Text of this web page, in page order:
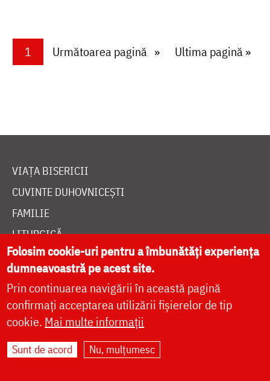
PaginareCurrent page
1 Next page
Următoarea pagină Last page
Ultima pagină »
VIAȚA BISERICII
CUVINTE DUHOVNICEȘTI
FAMILIE
LITURGICĂ
BIBLIOTECĂ
ÎNTREABĂ PREOTUL
MEDIA
ȘTIRI
HRAMUL SFINTEI CUVIOASE PARASCHEVA
Folosim cookie-uri pentru a îmbunătăți experiența
dumneavoastră pe acest site.
Prin continuarea navigării în această pagină
confirmați acceptarea utilizării fișierelor de tip
cookie. Mai multe informații
Sunt de acord Nu, mulțumesc